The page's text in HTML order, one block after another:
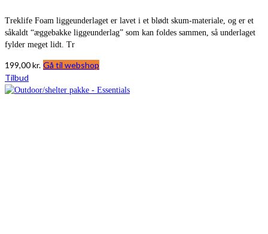
Treklife Foam liggeunderlaget er lavet i et blødt skum-materiale, og er et
såkaldt “æggebakke liggeunderlag” som kan foldes sammen, så underlaget
fylder meget lidt. Tr
199,00kr. Gå til webshop
Tilbud